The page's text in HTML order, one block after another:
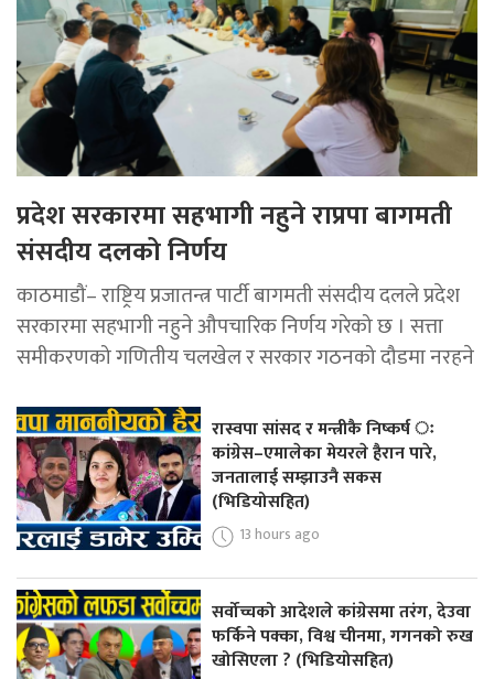
प्रदेश सरकारमा सहभागी नहुने राप्रपा बागमती
संसदीय दलको निर्णय
काठमाडौं– राष्ट्रिय प्रजातन्त्र पार्टी बागमती संसदीय दलले प्रदेश
सरकारमा सहभागी नहुने औपचारिक निर्णय गरेको छ । सत्ता
समीकरणको गणितीय चलखेल र सरकार गठनको दौडमा नरहने
रास्वपा सांसद र मन्त्रीकै निष्कर्ष ः
कांग्रेस–एमालेका मेयरले हैरान पारे,
जनतालाई सम्झाउनै सकस
(भिडियोसहित)
13 hours ago
सर्वोच्चको आदेशले कांग्रेसमा तरंग, देउवा
फर्किने पक्का, विश्व चीनमा, गगनको रुख
खोसिएला ? (भिडियोसहित)